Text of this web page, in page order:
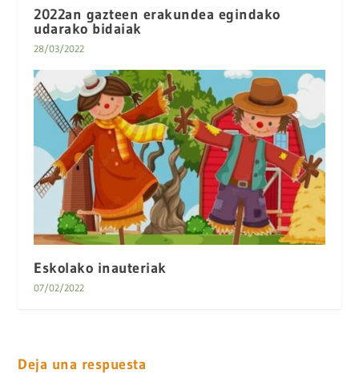
2022an gazteen erakundea egindako
udarako bidaiak
28/03/2022
Eskolako inauteriak
07/02/2022
Deja una respuesta